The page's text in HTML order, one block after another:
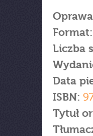
Format:
Liczba
Data
ISBN:
Tytuł